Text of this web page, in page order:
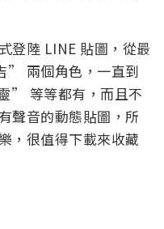
登陸 LINE 貼圖，從最
兩個角色，一直到
” 等等都有，而且不
聲音的動態貼圖，所
，很值得下載來收藏